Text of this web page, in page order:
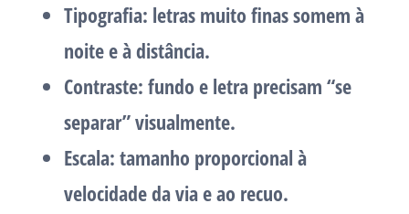
Tipografia: letras muito finas somem à
noite e à distância.
Contraste: fundo e letra precisam “se
separar” visualmente.
Escala: tamanho proporcional à
velocidade da via e ao recuo.